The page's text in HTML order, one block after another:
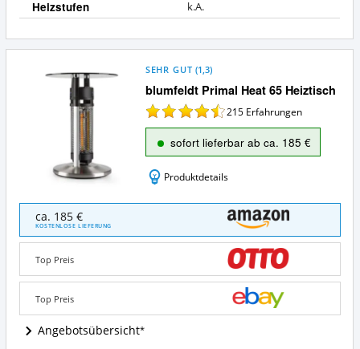
Heizstufen k.A.
blumfeldt Primal Heat 65 Heiztisch
SEHR GUT (1,3)
215 Erfahrungen
sofort lieferbar ab ca. 185 €
Produktdetails
blumfeldt
Primal
Heat
Heiztisch
Angebote:
ist
dieser
Infrarot-
ca. 185 €
KOSTENLOSE LIEFERUNG
Top Preis
Top Preis
Angebotsübersicht